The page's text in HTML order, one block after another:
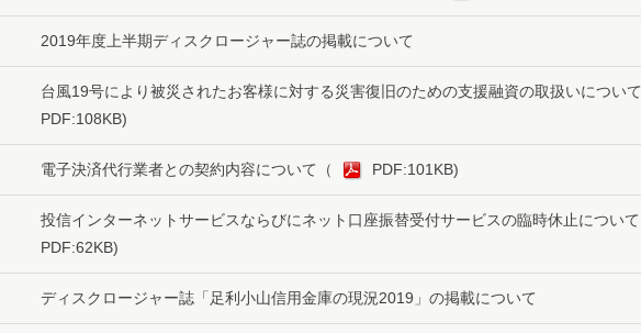
2019年度上半期ディスクロージャー誌の掲載について
台風19号により被災されたお客様に対する災害復旧のための支援融資の取扱いについて
PDF:108KB)
電子決済代行業者との契約内容について （ PDF:101KB)
投信インターネットサービスならびにネット口座振替受付サービスの臨時休止について
PDF:62KB)
ディスクロージャー誌「足利小山信用金庫の現況2019」の掲載について